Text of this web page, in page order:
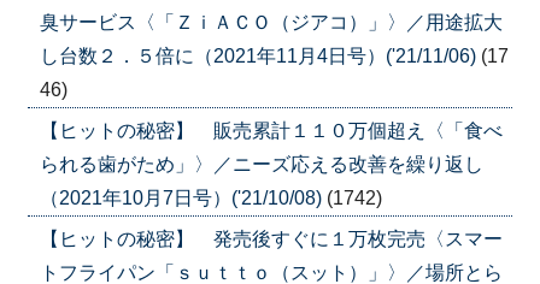
臭サービス〈「ＺｉＡＣＯ（ジアコ）」〉／用途拡大
し台数２．５倍に（2021年11月4日号）('21/11/06) (17
46)
【ヒットの秘密】 販売累計１１０万個超え〈「食べ
られる歯がため」〉／ニーズ応える改善を繰り返し
（2021年10月7日号）('21/10/08) (1742)
【ヒットの秘密】 発売後すぐに１万枚完売〈スマー
トフライパン「ｓｕｔｔｏ（スット）」〉／場所とら